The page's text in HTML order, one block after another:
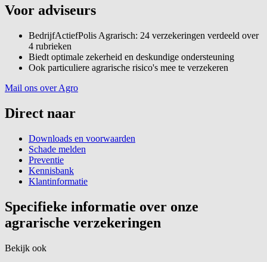
Voor adviseurs
BedrijfActiefPolis Agrarisch: 24 verzekeringen verdeeld over
4 rubrieken
Biedt optimale zekerheid en deskundige ondersteuning
Ook particuliere agrarische risico's mee te verzekeren
Mail ons over Agro
Direct naar
Downloads en voorwaarden
Schade melden
Preventie
Kennisbank
Klantinformatie
Specifieke informatie over onze
agrarische verzekeringen
Bekijk ook